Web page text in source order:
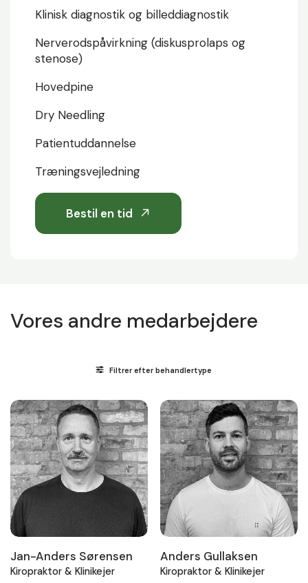
Klinisk diagnostik og billeddiagnostik
Nerverodspåvirkning (diskusprolaps og
stenose)
Hovedpine
Dry Needling
Patientuddannelse
Træningsvejledning
Bestil en tid
Vores andre medarbejdere
Filtrer efter behandlertype
Jan-Anders Sørensen
Kiropraktor & Klinikejer
Anders Gullaksen
Kiropraktor & Klinikejer